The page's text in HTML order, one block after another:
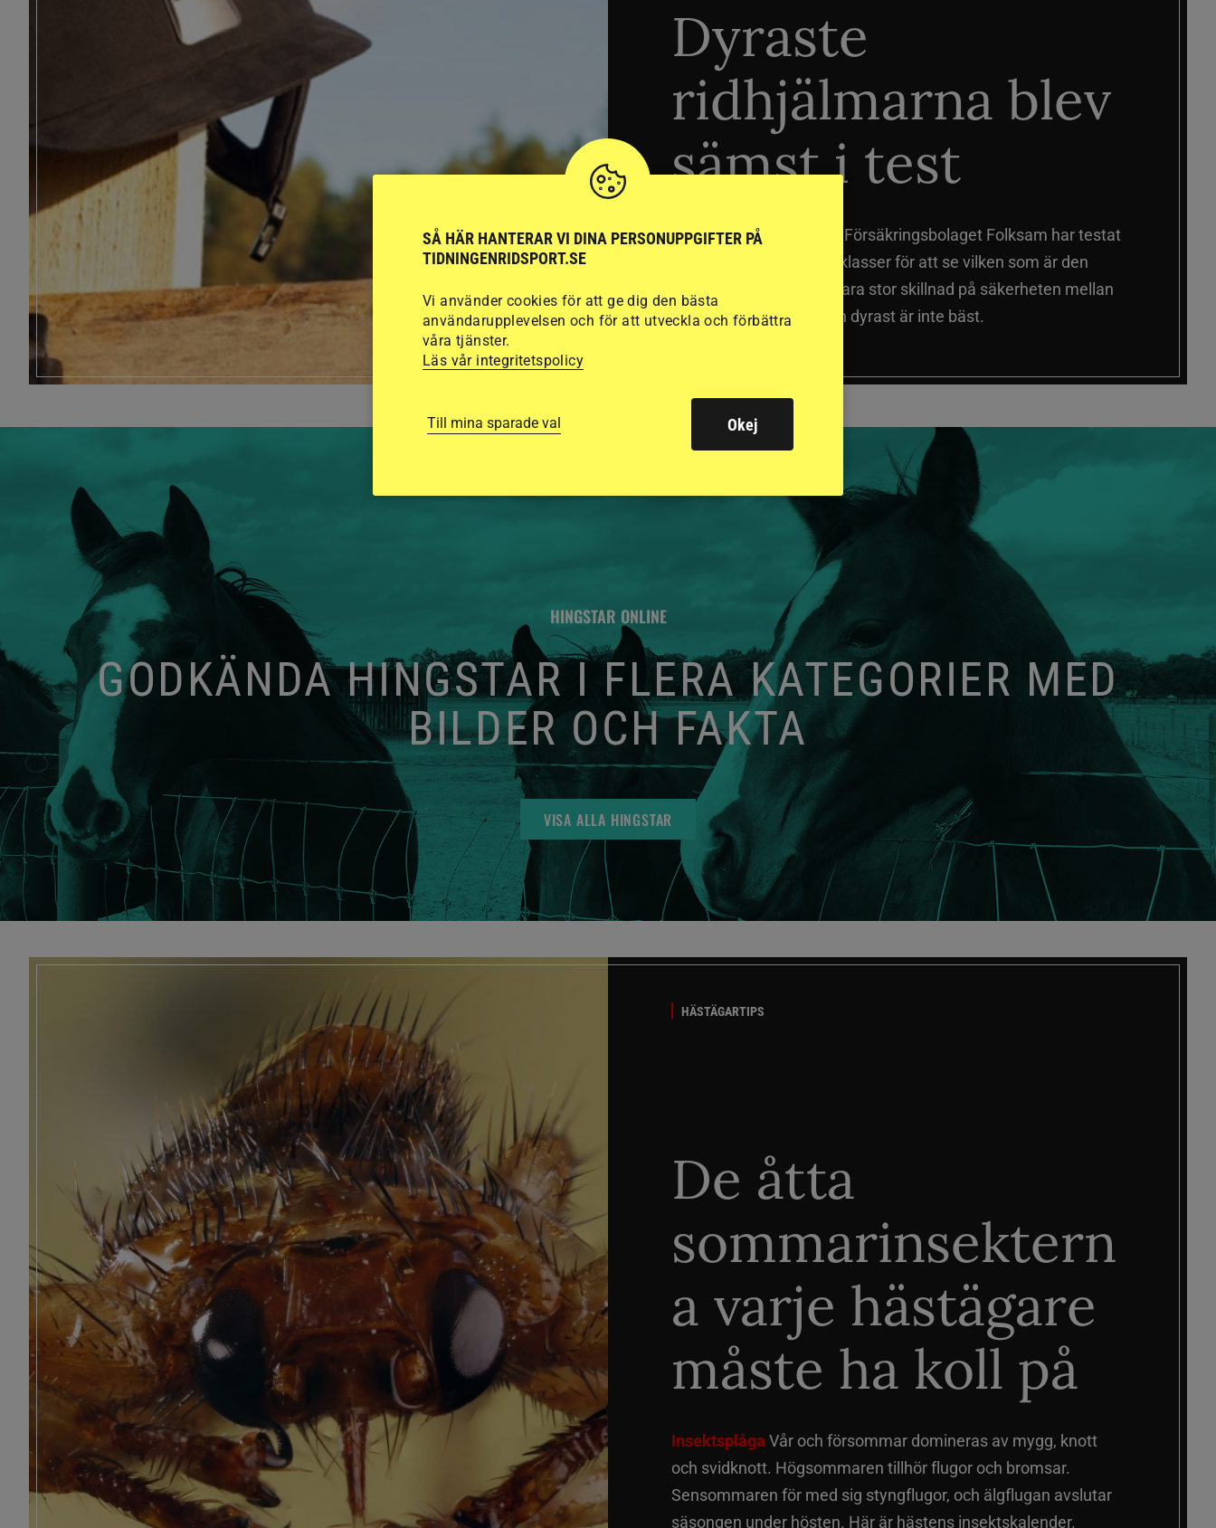
Dyraste
ridhjälmarna blev
sämst i test
Stort test av ridhjälmar Försäkringsbolaget Folksam har testat
15 ridhjälmar i olika prisklasser för att se vilken som är den
säkraste. Det visar sig vara stor skillnad på säkerheten mellan
de olika hjälmarna – och dyrast är inte bäst.
HINGSTAR ONLINE
GODKÄNDA HINGSTAR I FLERA KATEGORIER MED
BILDER OCH FAKTA
VISA ALLA HINGSTAR
HÄSTÄGARTIPS
De åtta
sommarinsektern
a varje hästägare
måste ha koll på
Insektsplåga Vår och försommar domineras av mygg, knott
och svidknott. Högsommaren tillhör flugor och bromsar.
Sensommaren för med sig styngflugor, och älgflugan avslutar
säsongen under hösten. Här är hästens insektskalender.
SÅ HÄR HANTERAR VI DINA PERSONUPPGIFTER PÅ
TIDNINGENRIDSPORT.SE
Vi använder cookies för att ge dig den bästa
användarupplevelsen och för att utveckla och förbättra
våra tjänster.
Läs vår integritetspolicy
Till mina sparade val Okej